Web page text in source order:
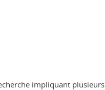
impliquant plusieurs